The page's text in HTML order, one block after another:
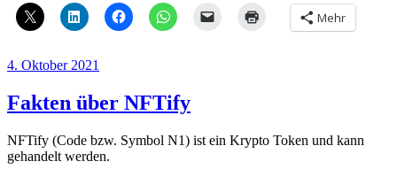
Mehr
Veröffentlicht
4. Oktober 2021
Fakten über NFTify
NFTify (Code bzw. Symbol N1) ist ein Krypto Token und kann
gehandelt werden.